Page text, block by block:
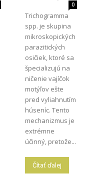
0
Trichogramma
spp. je skupina
mikroskopických
parazitických
osičiek, ktoré sa
špecializujú na
ničenie vajíčok
motýľov ešte
pred vyliahnutím
húseníc. Tento
mechanizmus je
extrémne
účinný, pretože...
Čítať ďalej